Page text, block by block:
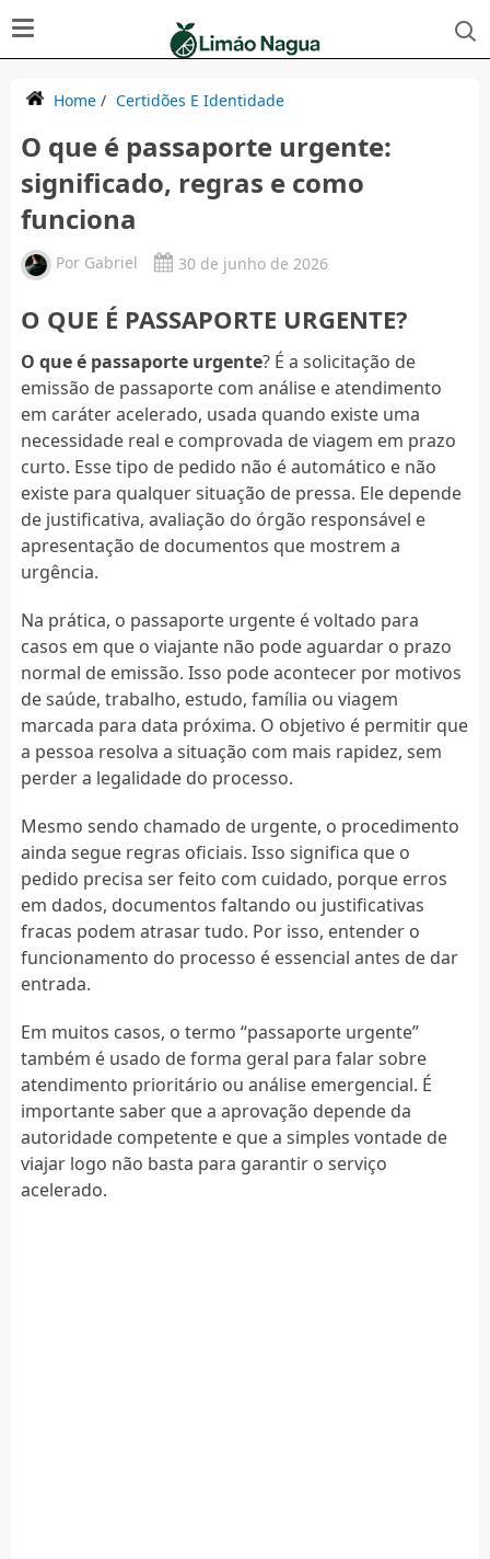
Home/ Certidões E Identidade
O que é passaporte urgente:
significado, regras e como
funciona
Por Gabriel 30 de junho de 2026
O QUE É PASSAPORTE URGENTE?
O que é passaporte urgente? É a solicitação de
emissão de passaporte com análise e atendimento
em caráter acelerado, usada quando existe uma
necessidade real e comprovada de viagem em prazo
curto. Esse tipo de pedido não é automático e não
existe para qualquer situação de pressa. Ele depende
de justificativa, avaliação do órgão responsável e
apresentação de documentos que mostrem a
urgência.
Na prática, o passaporte urgente é voltado para
casos em que o viajante não pode aguardar o prazo
normal de emissão. Isso pode acontecer por motivos
de saúde, trabalho, estudo, família ou viagem
marcada para data próxima. O objetivo é permitir que
a pessoa resolva a situação com mais rapidez, sem
perder a legalidade do processo.
Mesmo sendo chamado de urgente, o procedimento
ainda segue regras oficiais. Isso significa que o
pedido precisa ser feito com cuidado, porque erros
em dados, documentos faltando ou justificativas
fracas podem atrasar tudo. Por isso, entender o
funcionamento do processo é essencial antes de dar
entrada.
Em muitos casos, o termo “passaporte urgente”
também é usado de forma geral para falar sobre
atendimento prioritário ou análise emergencial. É
importante saber que a aprovação depende da
autoridade competente e que a simples vontade de
viajar logo não basta para garantir o serviço
acelerado.